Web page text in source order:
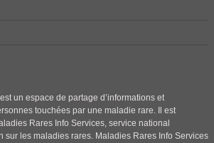
un espace de partage d’informations et
touchées par une maladie rare. Il est
Rares Info Services, service national
sur les maladies rares. Maladies Rares Info Services